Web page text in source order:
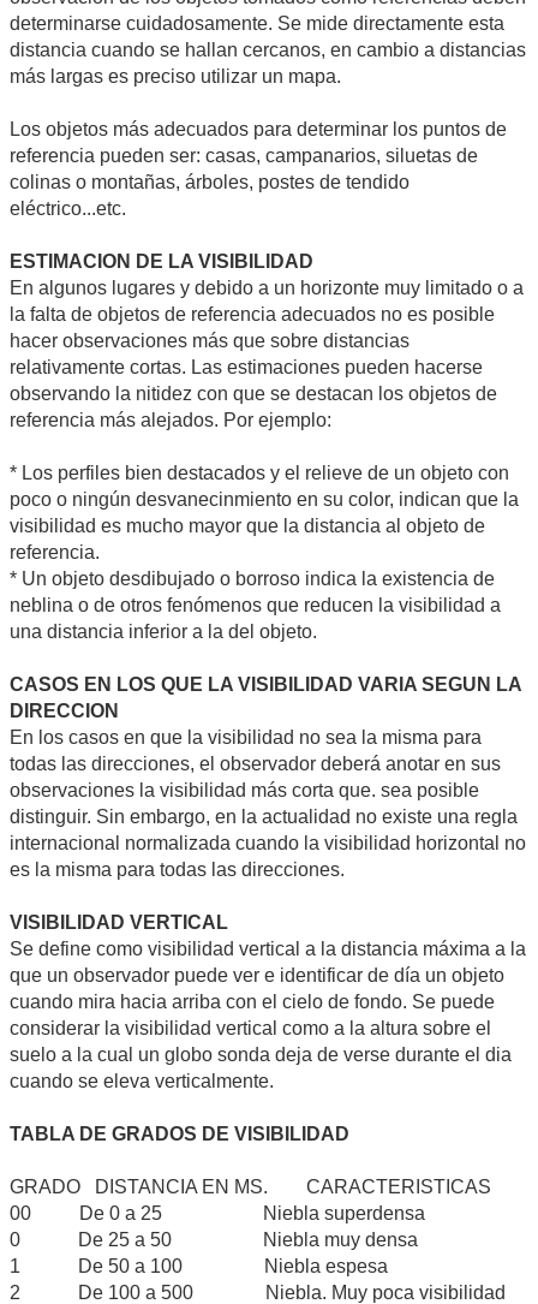
determinarse cuidadosamente. Se mide directamente esta
distancia cuando se hallan cercanos, en cambio a distancias
más largas es preciso utilizar un mapa.
Los objetos más adecuados para determinar los puntos de
referencia pueden ser: casas, campanarios, siluetas de
colinas o montañas, árboles, postes de tendido
eléctrico...etc.
ESTIMACION DE LA VISIBILIDAD
En algunos lugares y debido a un horizonte muy limitado o a
la falta de objetos de referencia adecuados no es posible
hacer observaciones más que sobre distancias
relativamente cortas. Las estimaciones pueden hacerse
observando la nitidez con que se destacan los objetos de
referencia más alejados. Por ejemplo:
* Los perfiles bien destacados y el relieve de un objeto con
poco o ningún desvanecinmiento en su color, indican que la
visibilidad es mucho mayor que la distancia al objeto de
referencia.
* Un objeto desdibujado o borroso indica la existencia de
neblina o de otros fenómenos que reducen la visibilidad a
una distancia inferior a la del objeto.
CASOS EN LOS QUE LA VISIBILIDAD VARIA SEGUN LA
DIRECCION
En los casos en que la visibilidad no sea la misma para
todas las direcciones, el observador deberá anotar en sus
observaciones la visibilidad más corta que. sea posible
distinguir. Sin embargo, en la actualidad no existe una regla
internacional normalizada cuando la visibilidad horizontal no
es la misma para todas las direcciones.
VISIBILIDAD VERTICAL
Se define como visibilidad vertical a la distancia máxima a la
que un observador puede ver e identificar de día un objeto
cuando mira hacia arriba con el cielo de fondo. Se puede
considerar la visibilidad vertical como a la altura sobre el
suelo a la cual un globo sonda deja de verse durante el dia
cuando se eleva verticalmente.
TABLA DE GRADOS DE VISIBILIDAD
GRADO DISTANCIA EN MS. CARACTERISTICAS
00 De 0 a 25 Niebla superdensa
0 De 25 a 50 Niebla muy densa
1 De 50 a 100 Niebla espesa
2 De 100 a 500 Niebla. Muy poca visibilidad